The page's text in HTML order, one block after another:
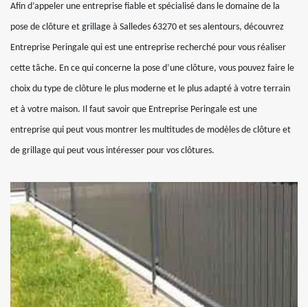
Afin d’appeler une entreprise fiable et spécialisé dans le domaine de la
pose de clôture et grillage à Salledes 63270 et ses alentours, découvrez
Entreprise Peringale qui est une entreprise recherché pour vous réaliser
cette tâche. En ce qui concerne la pose d’une clôture, vous pouvez faire le
choix du type de clôture le plus moderne et le plus adapté à votre terrain
et à votre maison. Il faut savoir que Entreprise Peringale est une
entreprise qui peut vous montrer les multitudes de modèles de clôture et
de grillage qui peut vous intéresser pour vos clôtures.